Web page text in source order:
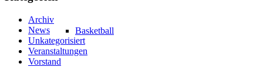
Basketball
Archiv
News
Unkategorisiert
Veranstaltungen
Vorstand